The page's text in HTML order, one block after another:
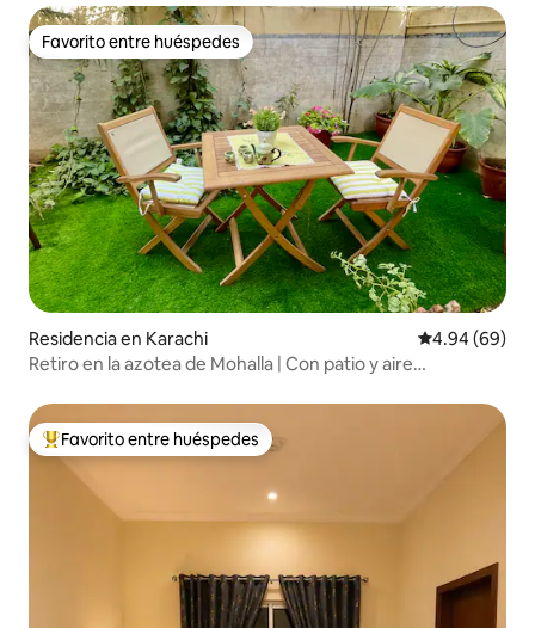
Favorito entre huéspedes
Favorito entre huéspedes
Residencia en Karachi Calificación
4.94 (69)
Retiro en la azotea de Mohalla | Con patio y aire
De los mejores en Favorito entre huéspedes
Favorito entre huéspedes